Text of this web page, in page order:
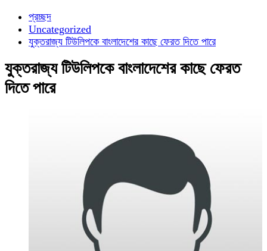
প্রচ্ছদ
Uncategorized
যুক্তরাজ্য টিউলিপকে বাংলাদেশের কাছে ফেরত দিতে পারে
যুক্তরাজ্য টিউলিপকে বাংলাদেশের কাছে ফেরত
দিতে পারে